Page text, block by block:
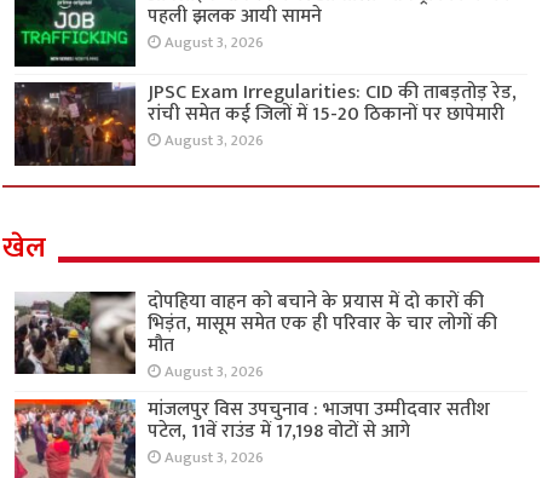
पहली झलक आयी सामने
August 3, 2026
JPSC Exam Irregularities: CID की ताबड़तोड़ रेड,
रांची समेत कई जिलों में 15-20 ठिकानों पर छापेमारी
August 3, 2026
खेल
दोपहिया वाहन को बचाने के प्रयास में दो कारों की
भिड़ंत, मासूम समेत एक ही परिवार के चार लोगों की
मौत
August 3, 2026
मांजलपुर विस उपचुनाव : भाजपा उम्मीदवार सतीश
पटेल, 11वें राउंड में 17,198 वोटों से आगे
August 3, 2026